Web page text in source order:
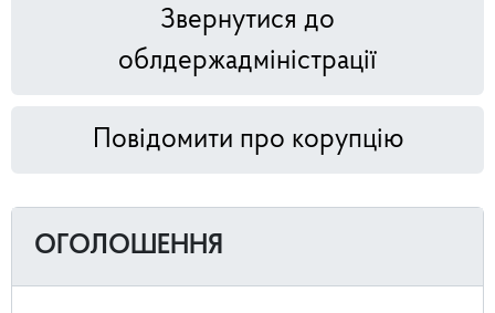
Звернутися до
облдержадміністрації
Повідомити про корупцію
ОГОЛОШЕННЯ